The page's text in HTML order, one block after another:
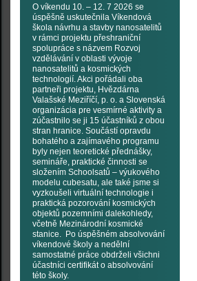
O víkendu 10. – 12. 7 2026 se
úspěšně uskutečnila Víkendová
škola návrhu a stavby nanosatelitů
v rámci projektu přeshraniční
spolupráce s názvem Rozvoj
vzdělávání v oblasti vývoje
nanosatelitů a kosmických
technologií. Akci pořádali oba
partneři projektu, Hvězdárna
Valašské Meziříčí, p. o. a Slovenská
organizácia pre vesmírné aktivity a
zúčastnilo se ji 15 účastníků z obou
stran hranice. Součástí opravdu
bohatého a zajímavého programu
byly nejen teoretické přednášky,
semináře, praktické činnosti se
složením Schoolsatů – výukového
modelu cubesatu, ale také jsme si
vyzkoušeli virtuální technologie i
praktická pozorování kosmických
objektů pozemními dalekohledy,
včetně Mezinárodní kosmické
stanice. Po úspěšném absolvování
víkendové školy a nedělní
samostatné práce obdrželi všichni
účastníci certifikát o absolvování
této školy.